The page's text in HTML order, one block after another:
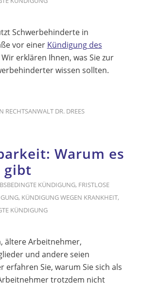
Schwerbehinderte in
vor einer Kündigung des
Wir erklären Ihnen, was Sie zur
wissen sollten.
RECHTSANWALT DR. DREES
Warum es
gibt
KÜNDIGUNG, FRISTLOSE
, KÜNDIGUNG WEGEN KRANKHEIT,
KÜNDIGUNG
ältere Arbeitnehmer,
und andere seien
erfahren Sie, warum Sie sich als
trotzdem nicht